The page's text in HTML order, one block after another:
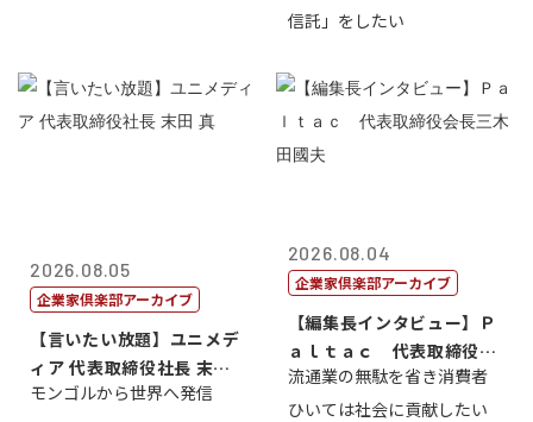
信託」をしたい
2026.08.05
企業家倶楽部アーカイブ
【言いたい放題】ユニメデ
ィア 代表取締役社長 末田
真
モンゴルから世界へ発信
2026.08.04
企業家倶楽部アーカイブ
【編集長インタビュー】Ｐ
ａｌｔａｃ 代表取締役会
長三木田國夫
流通業の無駄を省き消費者
ひいては社会に貢献したい